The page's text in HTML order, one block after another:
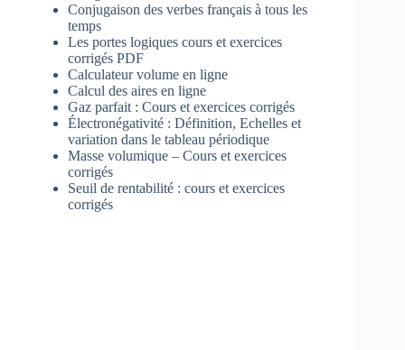
Conjugaison des verbes français à tous les
temps
Les portes logiques cours et exercices
corrigés PDF
Calculateur volume en ligne
Calcul des aires en ligne
Gaz parfait : Cours et exercices corrigés
Électronégativité : Définition, Echelles et
variation dans le tableau périodique
Masse volumique – Cours et exercices
corrigés
Seuil de rentabilité : cours et exercices
corrigés